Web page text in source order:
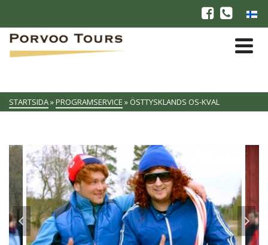
STARTSIDA»PROGRAMSERVICE » ÖSTTYSKLANDS OS-KVAL